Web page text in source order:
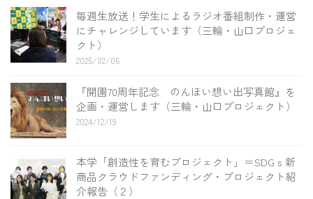
毎週生放送！学生によるラジオ番組制作・運営
にチャレンジしています（三輪・山口プロジェ
クト）
2025/02/06
『開園70周年記念 のんほい想い出写真館』を
企画・運営します（三輪・山口プロジェクト）
2024/12/19
本学「創造性を育むプロジェクト」＝SDGｓ新
商品クラウドファンディング・プロジェクト紹
介報告（２）